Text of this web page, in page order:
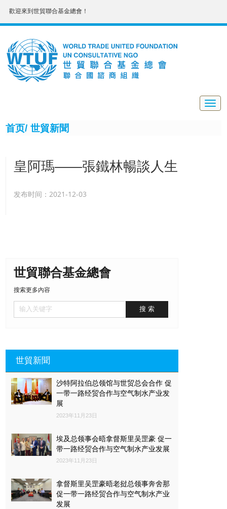
歡迎來到世貿聯合基金總會！
首页/ 世貿新聞
皇阿瑪——張鐵林暢談人生
发布时间：2021-12-03
世貿聯合基金總會
搜索更多內容
世貿新聞
沙特阿拉伯总领馆与世贸总会合作 促
一带一路经贸合作与空气制水产业发
展
2023年11月23日
埃及总领事会晤拿督斯里吴罡豪 促一
带一路经贸合作与空气制水产业发展
2023年11月23日
拿督斯里吴罡豪晤老挝总领事奔舍那
促一带一路经贸合作与空气制水产业
发展